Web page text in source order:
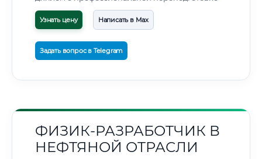
Узнать цену Написать в Max
Задать вопрос в Telegram
ФИЗИК-РАЗРАБОТЧИК В
НЕФТЯНОЙ ОТРАСЛИ